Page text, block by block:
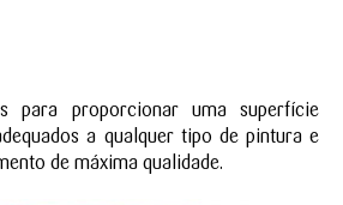
para proporcionar uma superfície
a qualquer tipo de pintura e
de máxima qualidade.